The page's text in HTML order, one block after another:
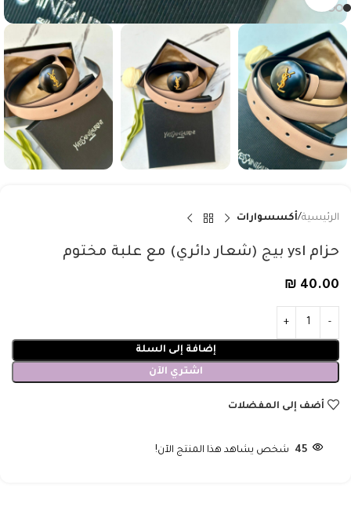
الرئيسية أكسسوارات
حزام ysl بيج (شعار دائري) مع علبة مختوم
₪ 40.00
إضافة إلى السلة
اشتري الآن
أضف إلى المفضلات
45 شخص يشاهد هذا المنتج الآن!